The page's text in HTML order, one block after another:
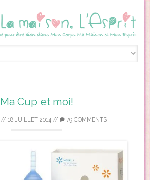
Ma Cup et moi!
// 18 JUILLET 2014 // 79 COMMENTS